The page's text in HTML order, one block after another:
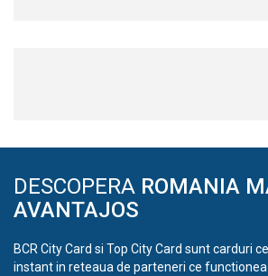
DESCOPERA ROMANIA
AVANTAJOS
BCR City Card si Top City Card sunt carduri
instant in reteaua de parteneri ce